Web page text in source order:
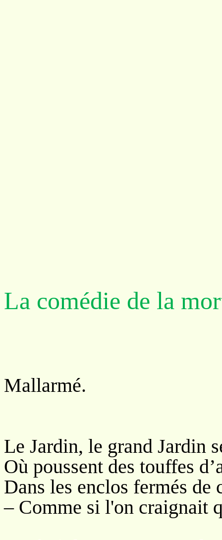
La comédie de la
Mallarmé.
Le Jardin, le grand Jardin
Où poussent des touffes
Dans les enclos fermés de
– Comme si l'on craignait